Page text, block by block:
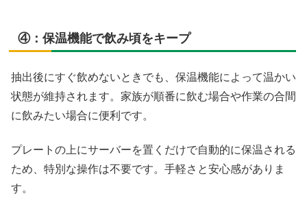
④：保温機能で飲み頃をキープ
抽出後にすぐ飲めないときでも、保温機能によって温かい
状態が維持されます。家族が順番に飲む場合や作業の合間
に飲みたい場合に便利です。
プレートの上にサーバーを置くだけで自動的に保温される
ため、特別な操作は不要です。手軽さと安心感がありま
す。